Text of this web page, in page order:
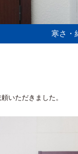
寒さ・
いただきました。